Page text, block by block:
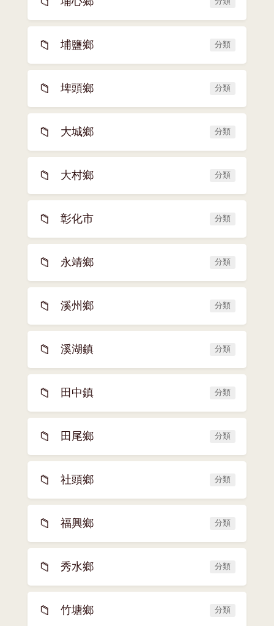
📁 埔鹽鄉 分類
📁 埤頭鄉 分類
📁 大城鄉 分類
📁 大村鄉 分類
📁 彰化市 分類
📁 永靖鄉 分類
📁 溪州鄉 分類
📁 溪湖鎮 分類
📁 田中鎮 分類
📁 田尾鄉 分類
📁 社頭鄉 分類
📁 福興鄉 分類
📁 秀水鄉 分類
📁 竹塘鄉 分類